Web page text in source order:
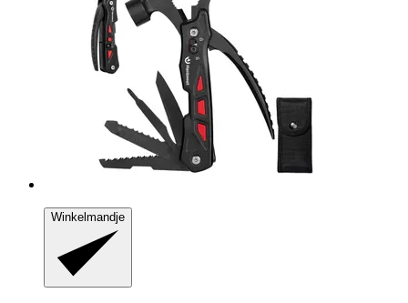
Winkelmandje